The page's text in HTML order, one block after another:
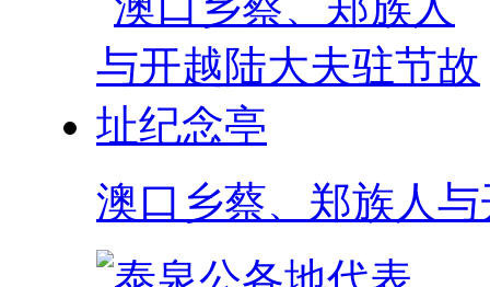
澳口乡蔡、郑族人